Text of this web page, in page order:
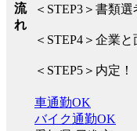
流
れ
＜STEP3＞書類選
＜STEP4＞企業と
＜STEP5＞内定！
車通勤OK
バイク通勤OK